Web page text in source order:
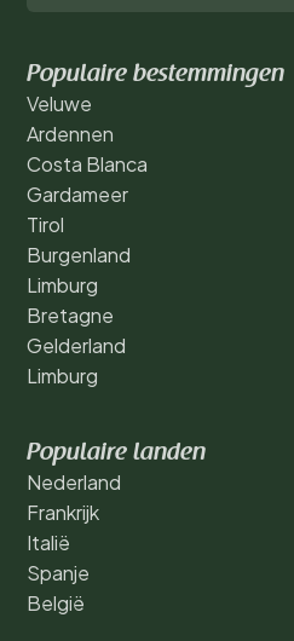
Populaire bestemmingen
Veluwe
Ardennen
Costa Blanca
Gardameer
Tirol
Burgenland
Limburg
Bretagne
Gelderland
Limburg
Populaire landen
Nederland
Frankrijk
Italië
Spanje
België